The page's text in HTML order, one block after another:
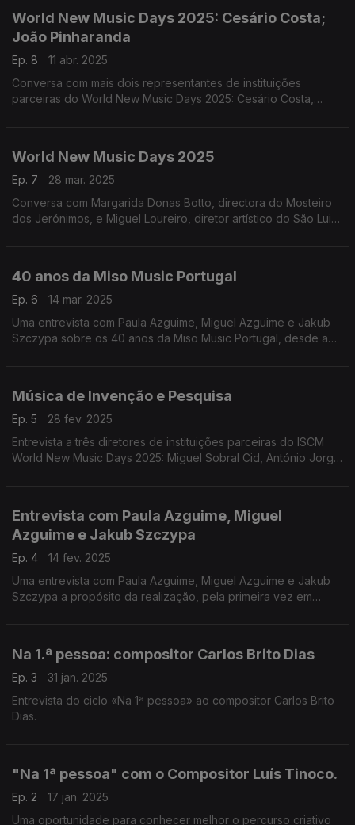
World New Music Days 2025: Cesário Costa;
João Pinharanda
Ep. 8
11 abr. 2025
Conversa com mais dois representantes de instituições
parceiras do World New Music Days 2025: Cesário Costa,
World New Music Days 2025
Ep. 7
28 mar. 2025
Conversa com Margarida Donas Botto, directora do Mosteiro
dos Jerónimos, e Miguel Loureiro, diretor artístico do São Luiz
40 anos da Miso Music Portugal
Ep. 6
14 mar. 2025
Uma entrevista com Paula Azguime, Miguel Azguime e Jakub
Szczypa sobre os 40 anos da Miso Music Portugal, desde a
Música de Invenção e Pesquisa
Ep. 5
28 fev. 2025
Entrevista a três diretores de instituições parceiras do ISCM
World New Music Days 2025: Miguel Sobral Cid, António Jorge
Entrevista com Paula Azguime, Miguel
Azguime e Jakub Szczypa
Ep. 4
14 fev. 2025
Uma entrevista com Paula Azguime, Miguel Azguime e Jakub
Szczypa a propósito da realização, pela primeira vez em
Na 1.ª pessoa: compositor Carlos Brito Dias
Ep. 3
31 jan. 2025
Entrevista do ciclo «Na 1ª pessoa» ao compositor Carlos Brito
Dias.
"Na 1ª pessoa" com o Compositor Luís Tinoco.
Ep. 2
17 jan. 2025
Uma oportunidade para conhecer melhor o percurso criativo